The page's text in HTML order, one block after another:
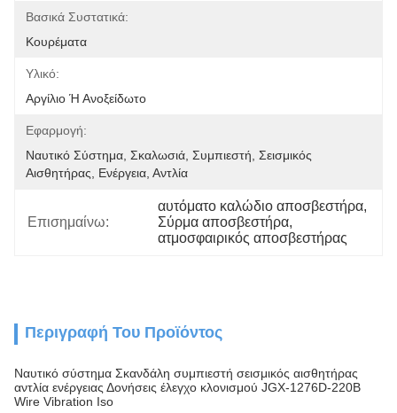
Βασικά Συστατικά:
Κουρέματα
Υλικό:
Αργίλιο Ή Ανοξείδωτο
Εφαρμογή:
Ναυτικό Σύστημα, Σκαλωσιά, Συμπιεστή, Σεισμικός
Αισθητήρας, Ενέργεια, Αντλία
Επισημαίνω:
αυτόματο καλώδιο αποσβεστήρα
Σύρμα αποσβεστήρα,
ατμοσφαιρικός αποσβεστήρας
Περιγραφή Του Προϊόντος
Ναυτικό σύστημα Σκανδάλη συμπιεστή σεισμικός αισθητήρας
αντλία ενέργειας Δονήσεις έλεγχο κλονισμού JGX-1276D-220B
Wire Vibration Iso